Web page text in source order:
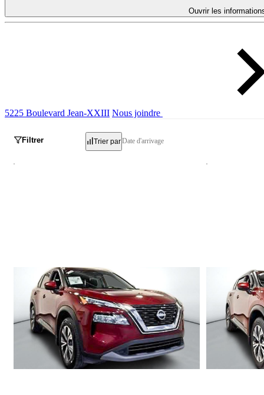
Ouvrir les
5225 Boulevard Jean-XXIII Nous joindre
Filtrer Trier parDate d'arrivage
Nissan Rogue
SV AWD 2022
118 188 km
21 995 $
Stock VTROA0234 / NIV 335230
Nissan
SV 2022
83 855 km
22 795 $
21 995 $
Stock RA0493 /